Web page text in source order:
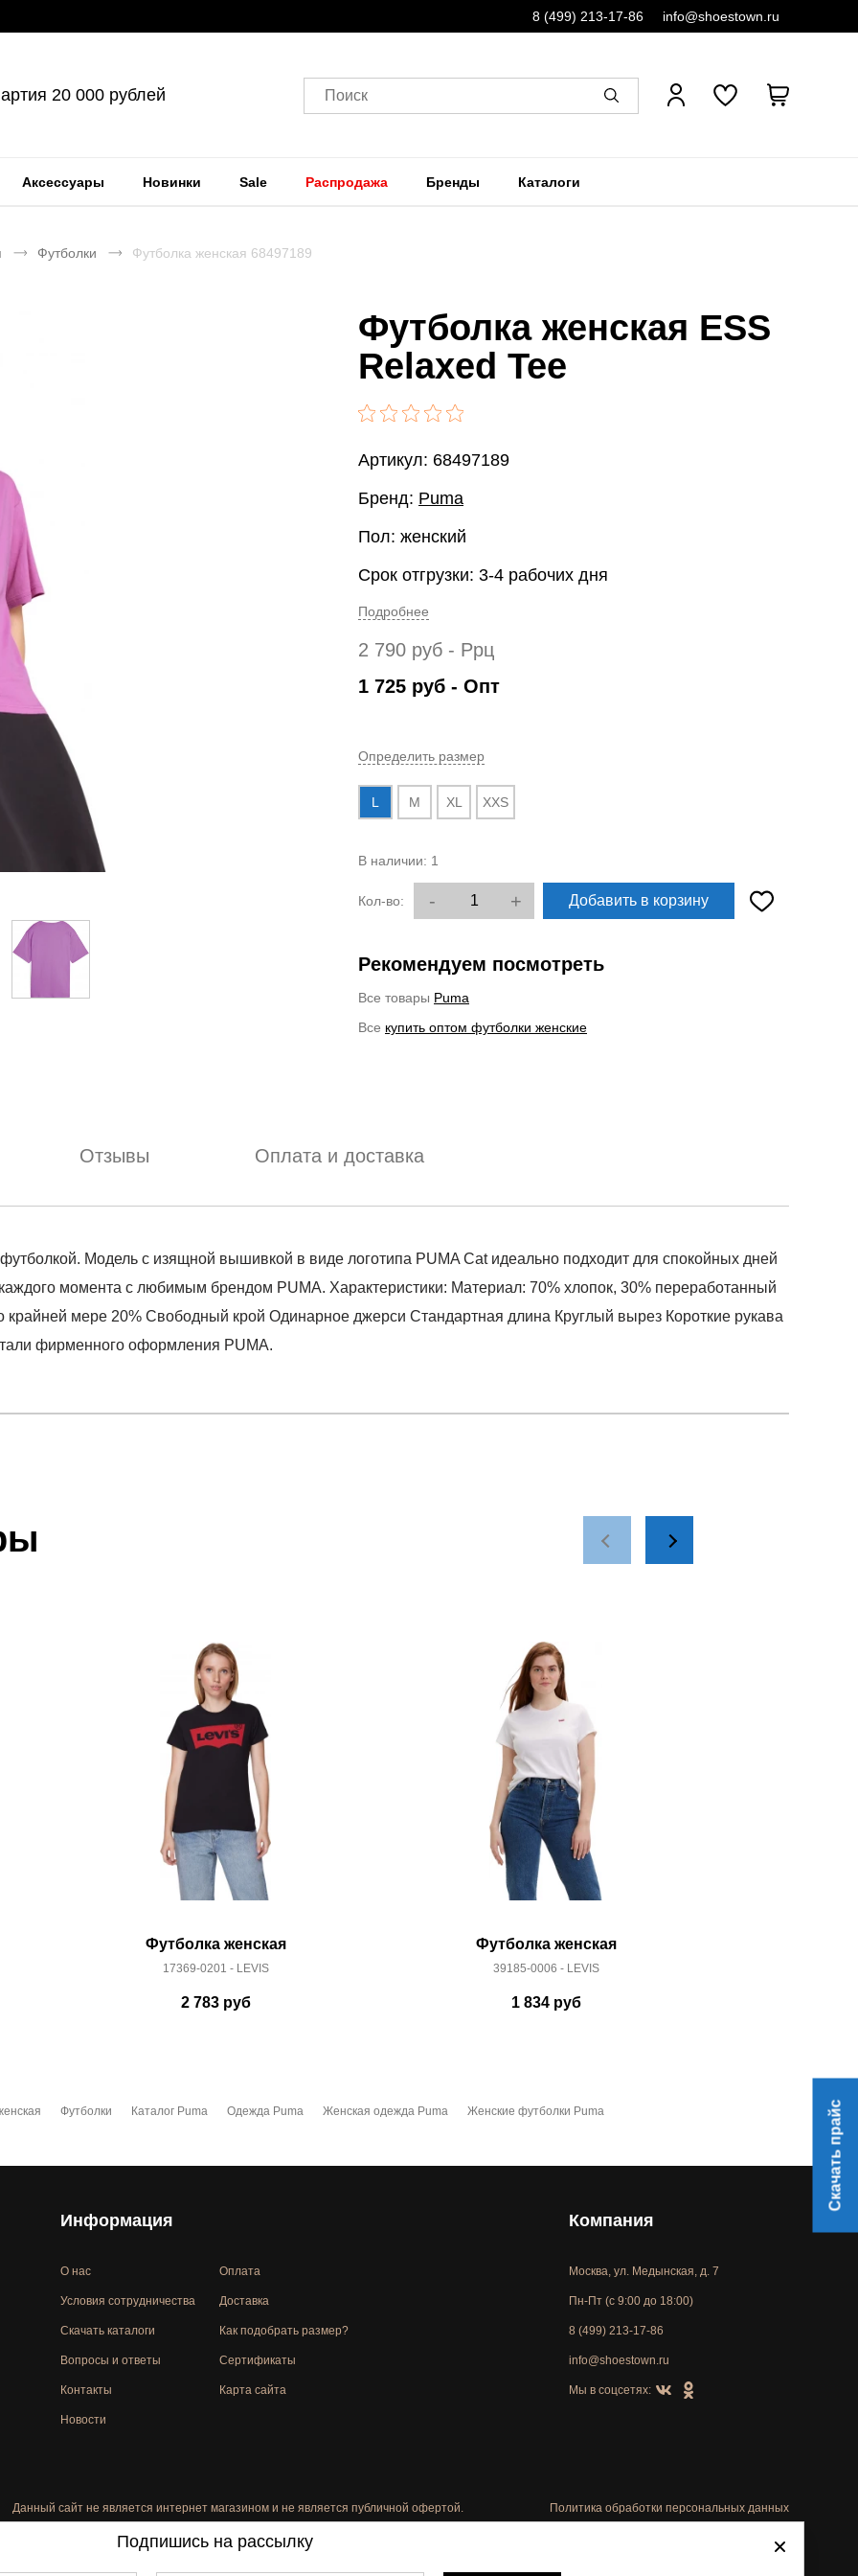
8 (499) 213-17-86 info@shoestown.ru
20 000 рублей Поиск
Аксессуары Новинки Sale Распродажа Бренды Каталоги
Футболки Футболка женская 68497189
Футболка женская ESS
Relaxed Tee
Артикул: 68497189
Бренд: Puma
Пол: женский
Срок отгрузки: 3-4 рабочих дня
Подробнее
2 790 руб - Ррц
1 725 руб - Опт
Определить размер
L M XL XXS
В наличии: 1
Кол-во: - + Добавить в корзину
Рекомендуем посмотреть
Все товары Puma
Все купить оптом футболки женские
Отзывы Оплата и доставка
Модель с изящной вышивкой в виде логотипа PUMA Cat идеально подходит для спокойных дней
момента с любимым брендом PUMA. Характеристики: Материал: 70% хлопок, 30% переработанный
мере 20% Свободный крой Одинарное джерси Стандартная длина Круглый вырез Короткие рукава
фирменного оформления PUMA.
доставки
Футболка женская
17369-0201 - LEVIS
2 783руб
Футболка женская
39185-0006 - LEVIS
1 834руб
Футболки Каталог Puma Одежда Puma Женская одежда Puma Женские футболки Puma
Информация
О нас
Условия сотрудничества
Скачать каталоги
Вопросы и ответы
Контакты
Новости
Оплата
Доставка
Как подобрать размер?
Сертификаты
Карта сайта
Компания
Москва, ул. Медынская, д. 7
Пн-Пт (с 9:00 до 18:00)
8 (499) 213-17-86
info@shoestown.ru
Мы в соцсетях:
Данный сайт не является интернет магазином и не является публичной офертой. Политика обработки персональных данных
Скачать прайс
Подпишись на рассылку